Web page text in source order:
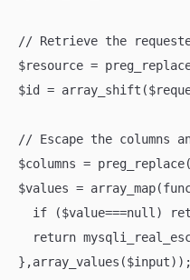
// Retrieve the
$resource =
$id =
// Escape the columns
$columns =
$values =
if ($value===null)
return
},array_values($input));